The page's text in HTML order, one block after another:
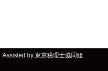
by 東京税理士協同組